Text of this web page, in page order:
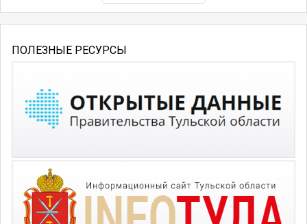
ПОЛЕЗНЫЕ РЕСУРСЫ